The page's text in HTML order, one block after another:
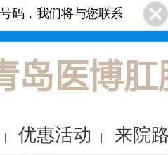
| 优惠活动 | 来院